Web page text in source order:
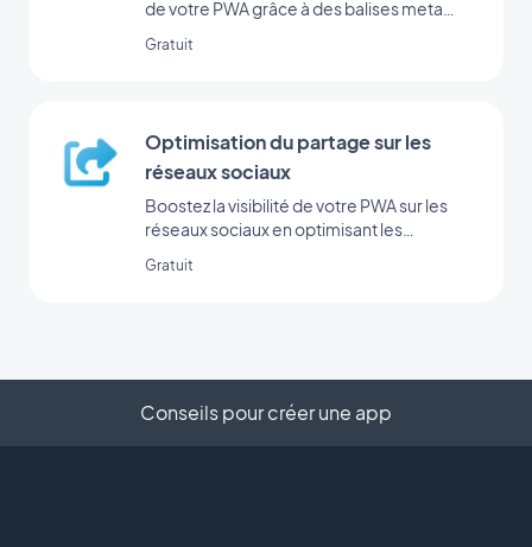
de votre PWA grâce à des balises meta
Gratuit
Optimisation du partage sur les
réseaux sociaux
Boostez la visibilité de votre PWA sur les
réseaux sociaux en optimisant les
Gratuit
Conseils pour créer une app